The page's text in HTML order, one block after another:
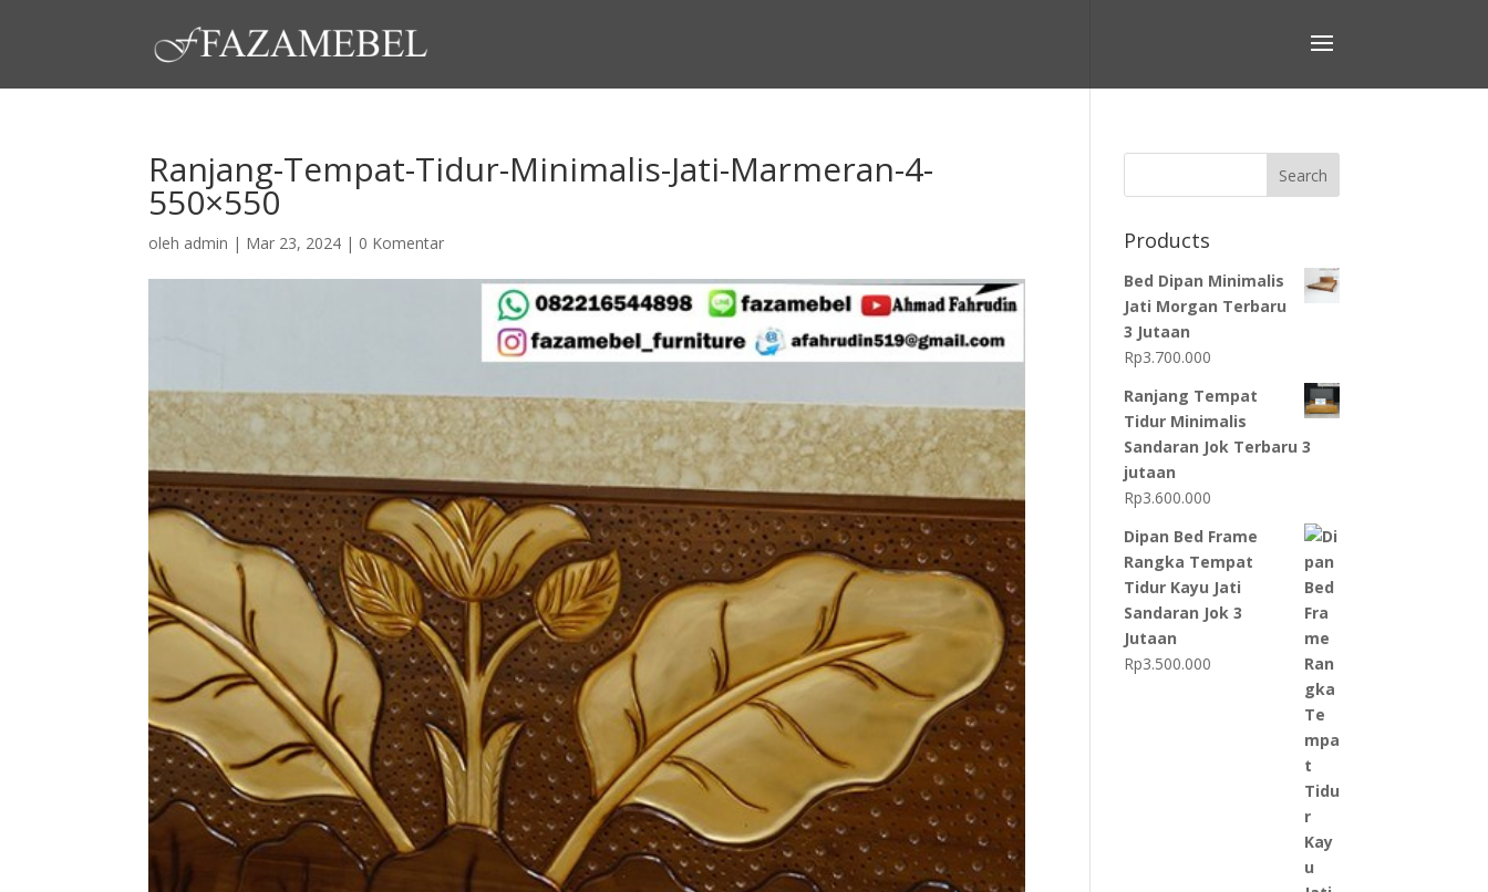
Ranjang-Tempat-Tidur-Minimalis-Jati-Marmeran-4-
550×550
oleh admin | Mar 23, 2024 | 0 Komentar
Search
Products
Bed Dipan Minimalis
Jati Morgan Terbaru
3 Jutaan
Rp3.700.000
Ranjang Tempat
Tidur Minimalis
Sandaran Jok Terbaru 3
jutaan
Rp3.600.000
Dipan Bed Frame
Rangka Tempat
Tidur Kayu Jati
Sandaran Jok 3
Jutaan
Rp3.500.000